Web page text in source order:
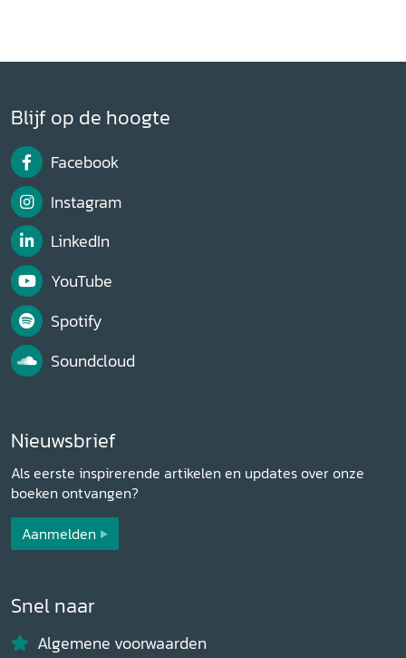
Blijf op de hoogte
Facebook
Instagram
LinkedIn
YouTube
Spotify
Soundcloud
Nieuwsbrief
Als eerste inspirerende artikelen en updates over onze
boeken ontvangen?
Aanmelden
Snel naar
Algemene voorwaarden